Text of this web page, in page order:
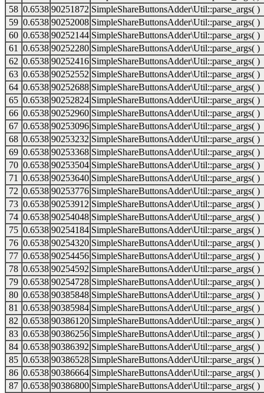
58 0.6538 90251872 SimpleShareButtonsAdder\Util::parse_args( )
59 0.6538 90252008 SimpleShareButtonsAdder\Util::parse_args( )
60 0.6538 90252144 SimpleShareButtonsAdder\Util::parse_args( )
61
0.6538 90252280 SimpleShareButtonsAdder\Util::parse_args( )
62 0.6538 90252416 SimpleShareButtonsAdder\Util::parse_args( )
63 0.6538 90252552 SimpleShareButtonsAdder\Util::parse_args( )
64 0.6538 90252688 SimpleShareButtonsAdder\Util::parse_args( )
65 0.6538 90252824 SimpleShareButtonsAdder\Util::parse_args( )
66 0.6538 90252960 SimpleShareButtonsAdder\Util::parse_args( )
67 0.6538 90253096 SimpleShareButtonsAdder\Util::parse_args( )
68 0.6538 90253232 SimpleShareButtonsAdder\Util::parse_args( )
69 0.6538 90253368 SimpleShareButtonsAdder\Util::parse_args( )
70 0.6538 90253504 SimpleShareButtonsAdder\Util::parse_args( )
71
0.6538 90253640 SimpleShareButtonsAdder\Util::parse_args( )
72 0.6538 90253776 SimpleShareButtonsAdder\Util::parse_args( )
73 0.6538 90253912 SimpleShareButtonsAdder\Util::parse_args( )
74 0.6538 90254048 SimpleShareButtonsAdder\Util::parse_args( )
75 0.6538 90254184 SimpleShareButtonsAdder\Util::parse_args( )
76 0.6538 90254320 SimpleShareButtonsAdder\Util::parse_args( )
77 0.6538 90254456 SimpleShareButtonsAdder\Util::parse_args( )
78 0.6538 90254592 SimpleShareButtonsAdder\Util::parse_args( )
79 0.6538 90254728 SimpleShareButtonsAdder\Util::parse_args( )
80 0.6538 90385848 SimpleShareButtonsAdder\Util::parse_args( )
81
0.6538 90385984 SimpleShareButtonsAdder\Util::parse_args( )
82 0.6538 90386120 SimpleShareButtonsAdder\Util::parse_args( )
83 0.6538 90386256 SimpleShareButtonsAdder\Util::parse_args( )
84 0.6538 90386392 SimpleShareButtonsAdder\Util::parse_args( )
85 0.6538 90386528 SimpleShareButtonsAdder\Util::parse_args( )
86 0.6538 90386664 SimpleShareButtonsAdder\Util::parse_args( )
87 0.6538 90386800 SimpleShareButtonsAdder\Util::parse_args( )